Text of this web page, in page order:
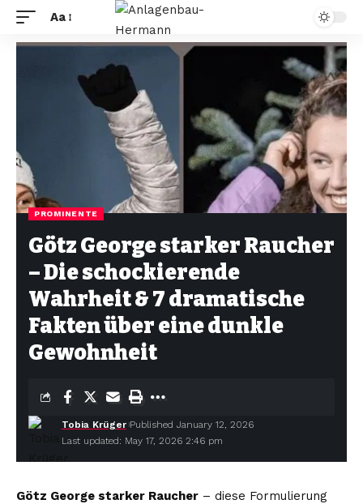
Aa
PROMINENTE
Götz George starker Raucher
– Die schockierende
Wahrheit & 7 dramatische
Fakten über eine dunkle
Gewohnheit
Last updated: May 17, 2026 2:46 pm
Tobia Krüger Published January 12, 2026
Götz George starker Raucher – diese Formulierung